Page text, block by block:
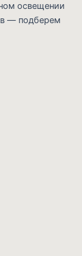
освещении
— подберем